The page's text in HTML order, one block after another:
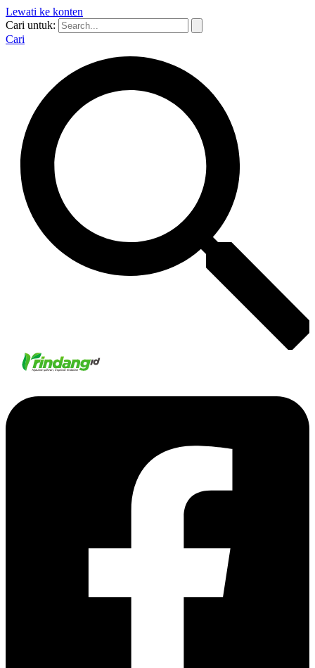
Lewati ke konten
Cari untuk:
Cari